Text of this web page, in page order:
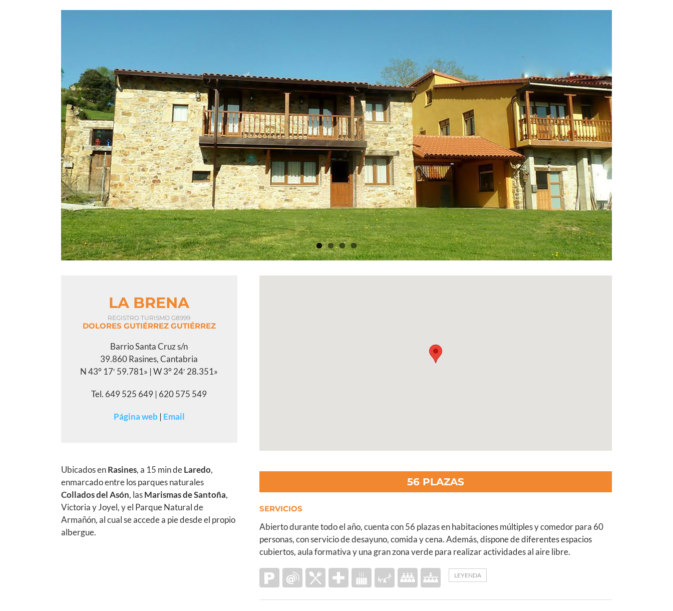
LA BRENA
REGISTRO TURISMO G8999
DOLORES GUTIÉRREZ GUTIÉRREZ
Barrio Santa Cruz s/n
39.860 Rasines, Cantabria
N 43° 17′ 59.781» | W 3° 24′ 28.351»
Tel. 649 525 649 | 620 575 549
Página web| Email
Ubicados enRasines, a 15 min deLaredo,
enmarcado entre los parques naturales
Collados del Asón, lasMarismas de Santoña,
Victoria y Joyel, y el Parque Natural de
Armañón, al cual se accede a pie desde el propio
albergue.
56 PLAZAS
SERVICIOS
Abierto durante todo el año, cuenta con 56 plazas en habitaciones múltiples y comedor para 60
personas, con servicio de desayuno, comida y cena. Además, dispone de diferentes espacios
cubiertos, aula formativa y una gran zona verde para realizar actividades al aire libre.
LEYENDA